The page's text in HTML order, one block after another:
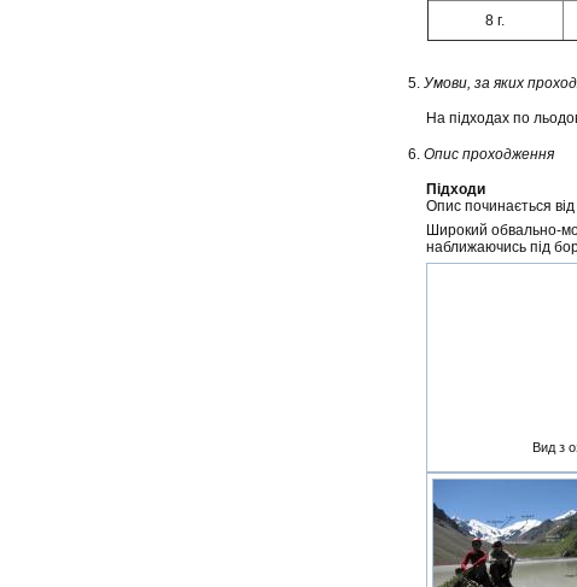
8 г.
5. Умови, за яких
На підходах по
6. Опис проходження
Підходи
Опис починається
Широкий обвально-
наближаючись під
Вид з